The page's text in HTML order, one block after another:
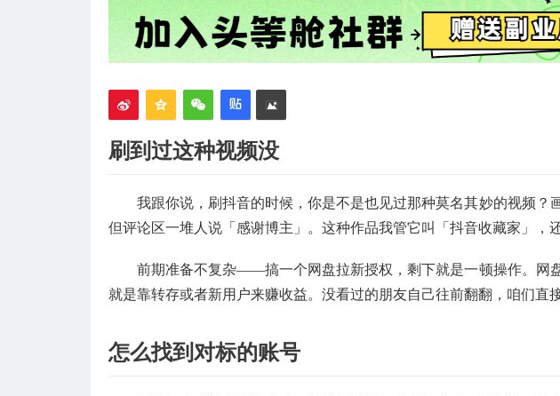
刷到过这种视频没
我跟你说，刷抖音的时候，你是不是也见过那种莫名其妙的视频？
但评论区一堆人说「感谢博主」。这种作品我管它叫「抖音收藏家」，
前期准备不复杂——搞一个网盘拉新授权，剩下就是一顿操作。网
就是靠转存或者新用户来赚收益。没看过的朋友自己往前翻翻，咱们直
怎么找到对标的账号